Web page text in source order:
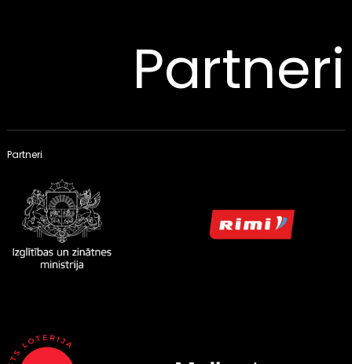
Partneri
Partneri